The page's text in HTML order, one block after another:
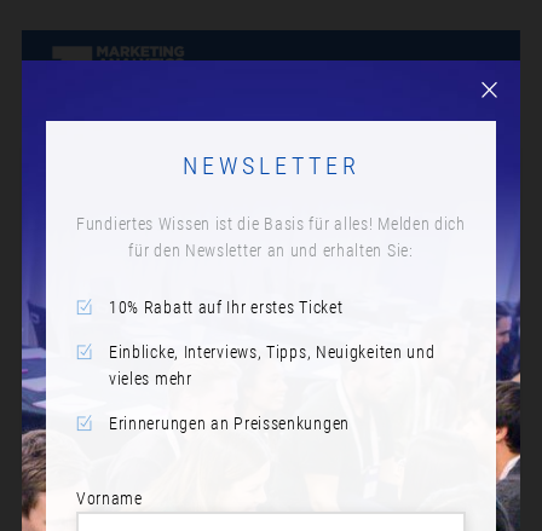
KAFFEEPAUSE
Datum:
Dienstag, 18. November 2025
14:50
NEWSLETTER
Fundiertes Wissen ist die Basis für alles! Melden dich
für den Newsletter an und erhalten Sie:
10% Rabatt auf Ihr erstes Ticket
Einblicke, Interviews, Tipps, Neuigkeiten und
vieles mehr
Erinnerungen an Preissenkungen
Vorname